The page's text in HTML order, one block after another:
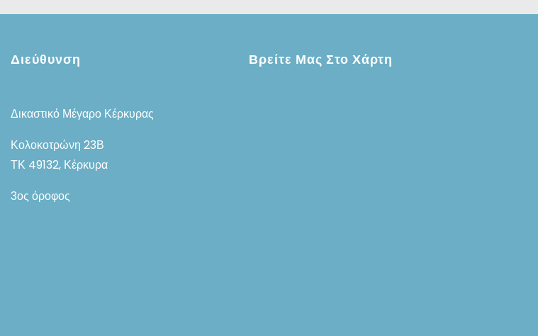
Διεύθυνση
Δικαστικό Μέγαρο Κέρκυρας
Κολοκοτρώνη 23Β
ΤΚ 49132, Κέρκυρα
3ος όροφος
Βρείτε Μας Στο Χάρτη